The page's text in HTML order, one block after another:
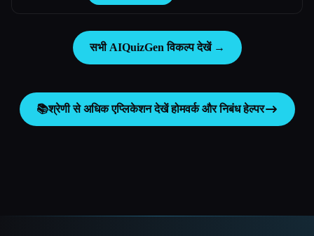
सभी AIQuizGen विकल्प देखें →
📚श्रेणी से अधिक एप्लिकेशन देखेंहोमवर्क और निबंध हेल्पर